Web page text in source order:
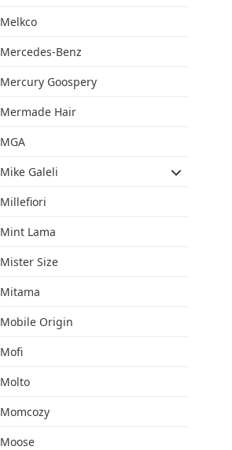
Melkco
Mercedes-Benz
Mercury Goospery
Mermade Hair
MGA
Mike Galeli
Millefiori
Mint Lama
Mister Size
Mitama
Mobile Origin
Mofi
Molto
Momcozy
Moose